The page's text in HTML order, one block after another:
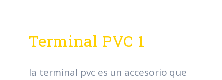
Terminal PVC 1
la terminal pvc es un accesorio que